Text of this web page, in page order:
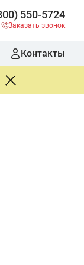
550-5724
Заказать звонок
Контакты